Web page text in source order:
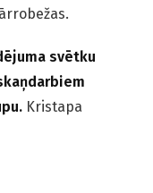
svētku
Kristapa